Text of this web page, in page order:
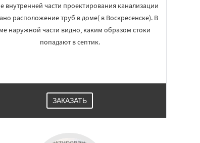
внутренней части проектирования канализации
расположение труб в доме( в Воскресенске). В
наружной части видно, каким образом стоки
попадают в септик.
ЗАКАЗАТЬ